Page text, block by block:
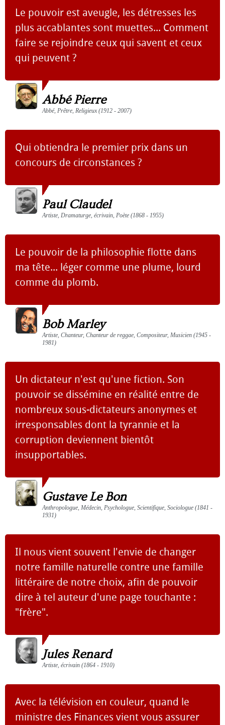
Le pouvoir est aveugle, les détresses les
plus accablantes sont muettes... Comment
faire se rejoindre ceux qui savent et ceux
qui peuvent ?
Abbé Pierre
Abbé, Prêtre, Religieux (1912 - 2007)
Qui obtiendra le premier prix dans un
concours de circonstances ?
Paul Claudel
Artiste, Dramaturge, écrivain, Poète (1868 - 1955)
Le pouvoir de la philosophie flotte dans
ma tête... léger comme une plume, lourd
comme du plomb.
Bob Marley
Artiste, Chanteur, Chanteur de reggae, Compositeur, Musicien (1945 -
1981)
Un dictateur n'est qu'une fiction. Son
pouvoir se dissémine en réalité entre de
nombreux sous-dictateurs anonymes et
irresponsables dont la tyrannie et la
corruption deviennent bientôt
insupportables.
Gustave Le Bon
Anthropologue, Médecin, Psychologue, Scientifique, Sociologue (1841 -
1931)
Il nous vient souvent l'envie de changer
notre famille naturelle contre une famille
littéraire de notre choix, afin de pouvoir
dire à tel auteur d'une page touchante :
"frère".
Jules Renard
Artiste, écrivain (1864 - 1910)
Avec la télévision en couleur, quand le
ministre des Finances vient vous assurer